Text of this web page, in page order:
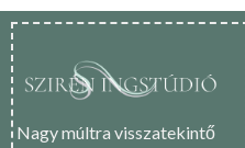
Nagy múltra visszatekintő